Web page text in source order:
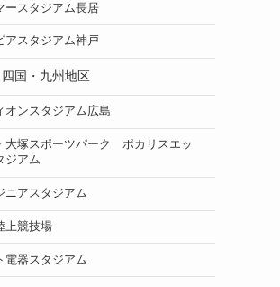
ースタジアム長居
アスタジアム神戸
国・九州地区
オンスタジアム広島
大塚スポーツパーク ポカリスエッ
ジアム
ニアスタジアム
上競技場
電器スタジアム